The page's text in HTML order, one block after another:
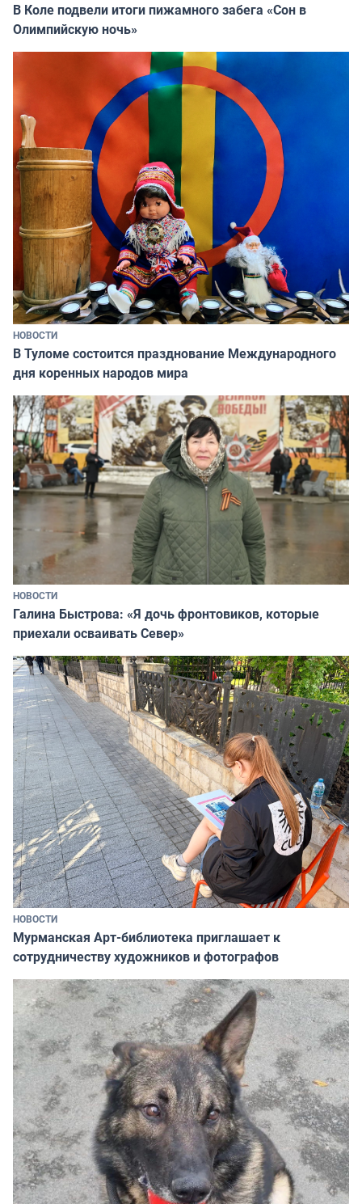
В Коле подвели итоги пижамного забега «Сон в
Олимпийскую ночь»
НОВОСТИ
В Туломе состоится празднование Международного
дня коренных народов мира
НОВОСТИ
Галина Быстрова: «Я дочь фронтовиков, которые
приехали осваивать Север»
НОВОСТИ
Мурманская Арт-библиотека приглашает к
сотрудничеству художников и фотографов